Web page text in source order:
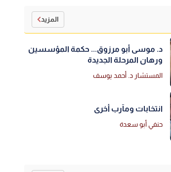
المزيد
د. موسى أبو مرزوق... حكمة المؤسسين
ورهان المرحلة الجديدة
المستشار د. أحمد يوسف
انتخابات ومآرب أخرى
حنفي أبو سعدة